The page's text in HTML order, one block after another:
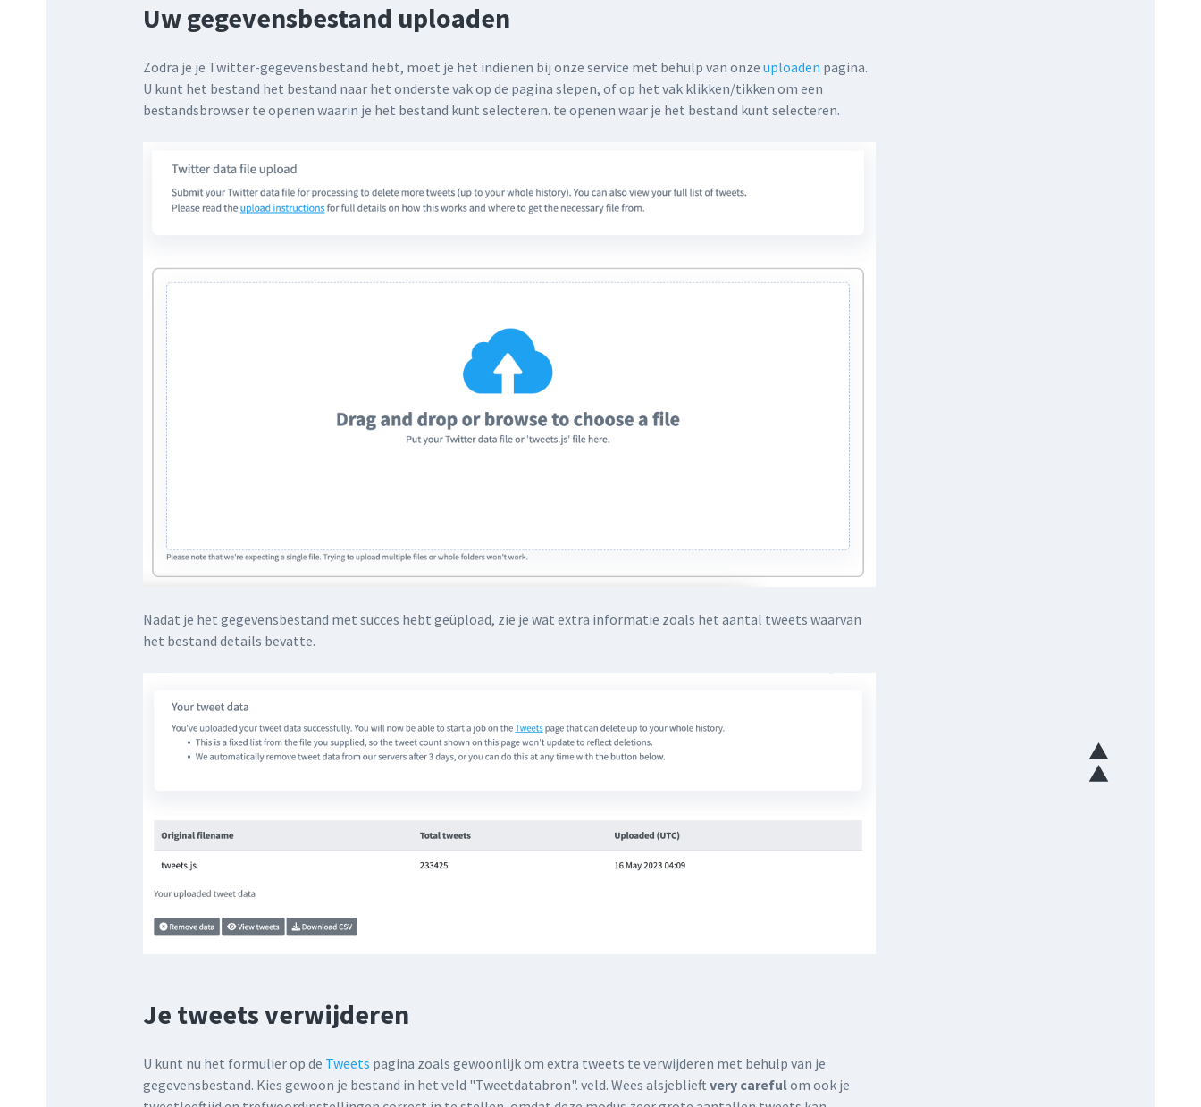
Uw gegevensbestand uploaden
Zodra je je Twitter-gegevensbestand hebt, moet je het indienen bij onze service met behulp van onze uploaden pagina.
U kunt het bestand het bestand naar het onderste vak op de pagina slepen, of op het vak klikken/tikken om een
bestandsbrowser te openen waarin je het bestand kunt selecteren. te openen waar je het bestand kunt selecteren.
Nadat je het gegevensbestand met succes hebt geüpload, zie je wat extra informatie zoals het aantal tweets waarvan
het bestand details bevatte.
Je tweets verwijderen
U kunt nu het formulier op de Tweets pagina zoals gewoonlijk om extra tweets te verwijderen met behulp van je
gegevensbestand. Kies gewoon je bestand in het veld "Tweetdatabron". veld. Wees alsjeblieft very careful om ook je